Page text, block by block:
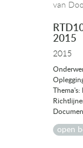
van
2015
2015
Thema's:
open